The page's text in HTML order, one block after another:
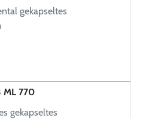
gekapseltes
ML 770
gekapseltes